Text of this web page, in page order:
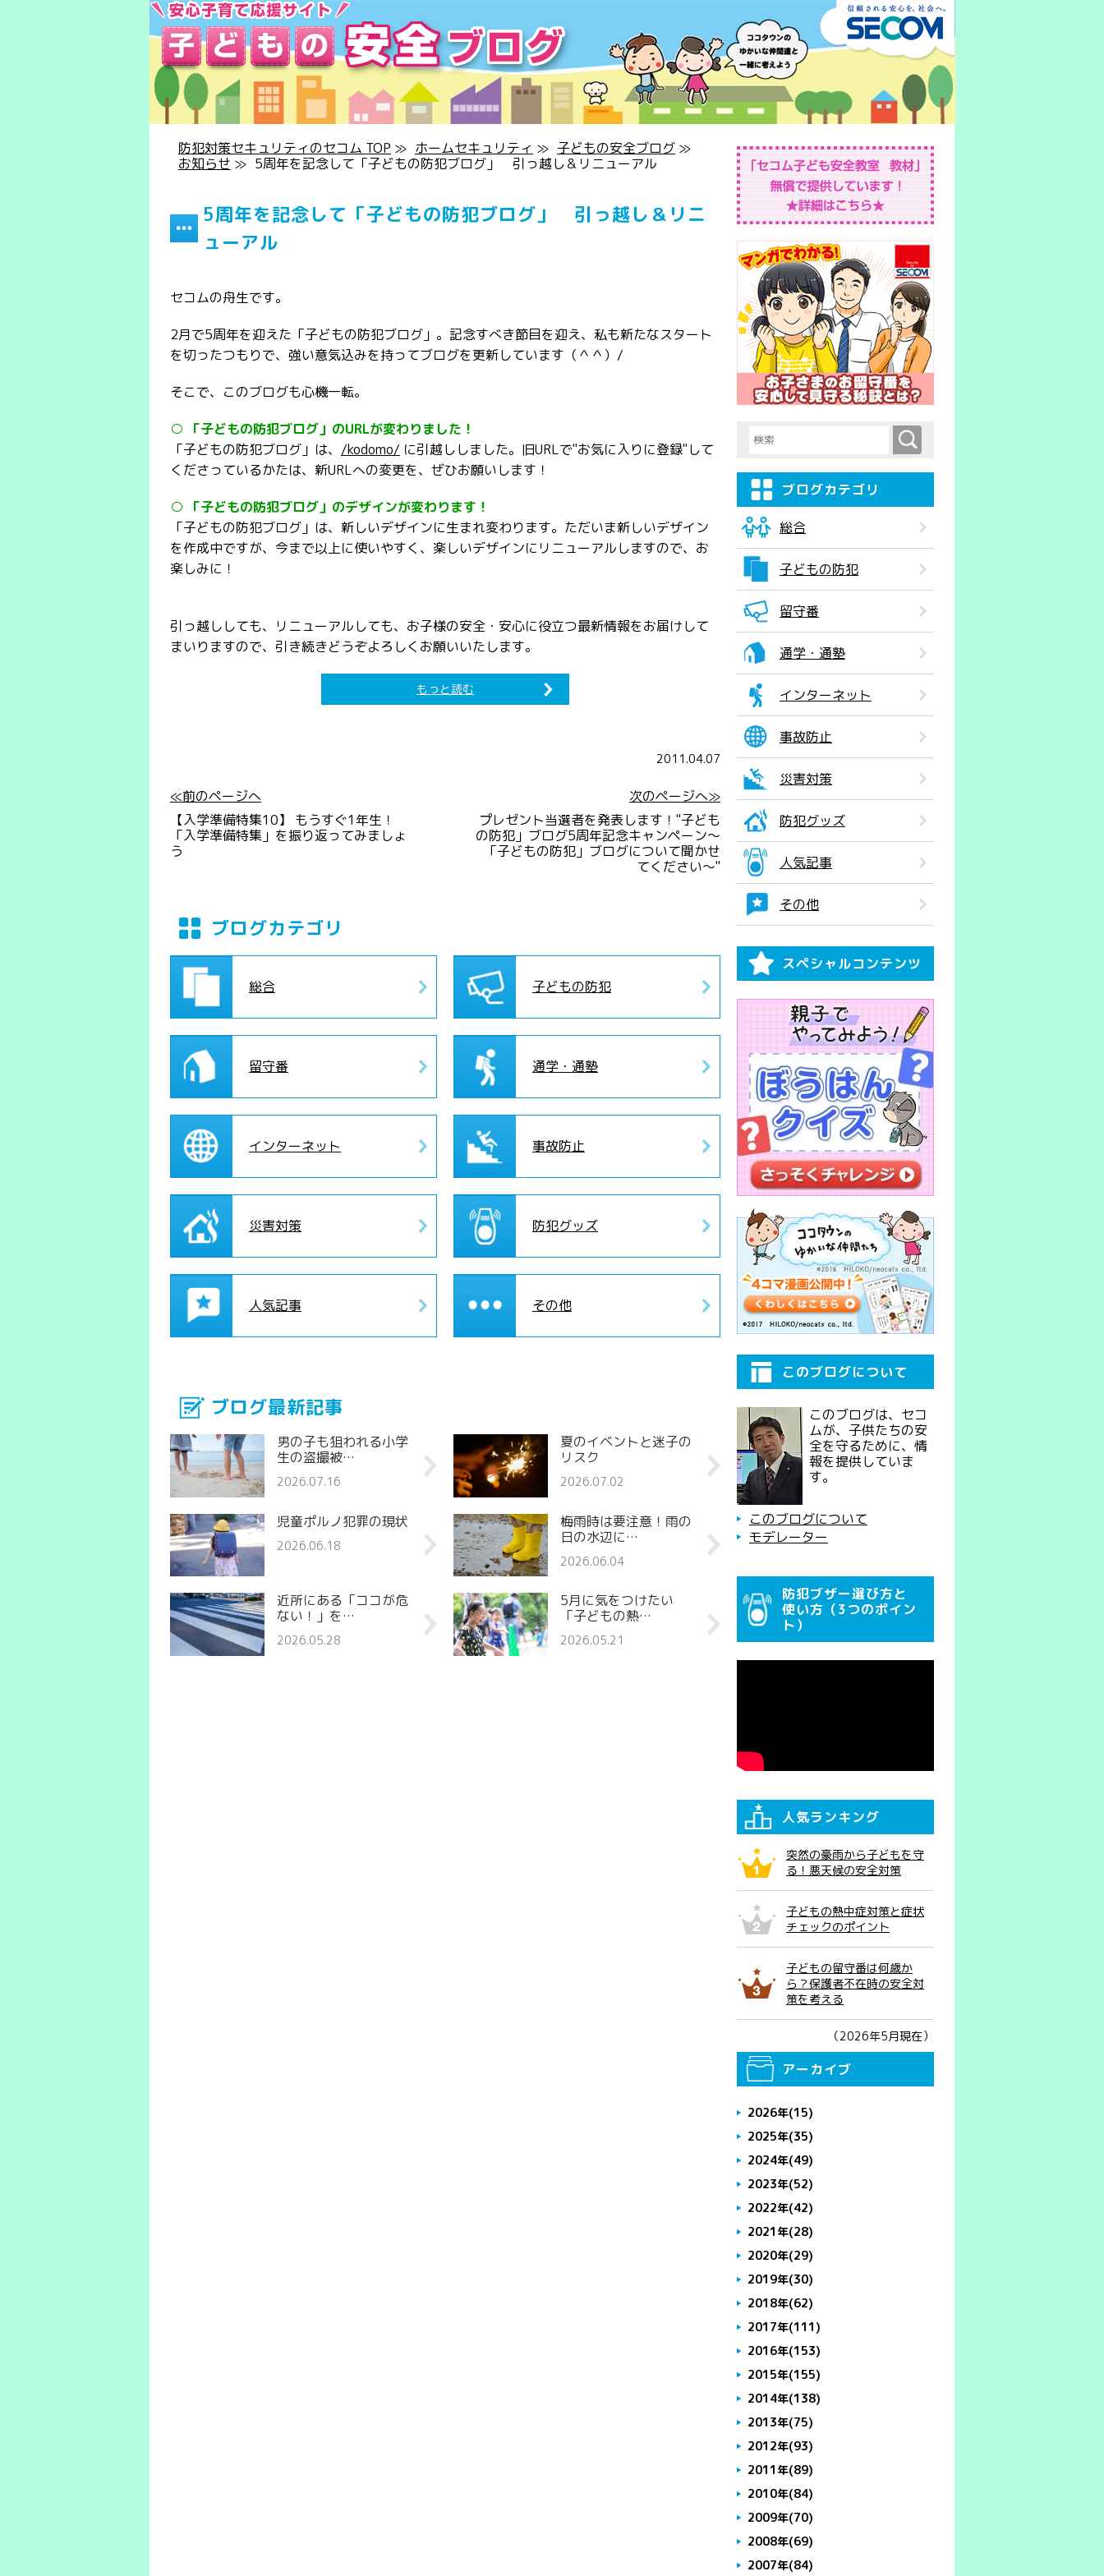
防犯対策セキュリティのセコム TOP ≫ ホームセキュリティ ≫ 子どもの安全ブログ ≫
お知らせ ≫ 5周年を記念して「子どもの防犯ブログ」 引っ越し＆リニューアル
5周年を記念して「子どもの防犯ブログ」 引っ越し＆リニ
ューアル
セコムの舟生です。
2月で5周年を迎えた「子どもの防犯ブログ」。記念すべき節目を迎え、私も新たなスタート
を切ったつもりで、強い意気込みを持ってブログを更新しています（＾＾）/
そこで、このブログも心機一転。
○ 「子どもの防犯ブログ」のURLが変わりました！
「子どもの防犯ブログ」は、 /kodomo/ に引越ししました。旧URLで"お気に入りに登録"して
くださっているかたは、新URLへの変更を、ぜひお願いします！
○ 「子どもの防犯ブログ」のデザインが変わります！
「子どもの防犯ブログ」は、新しいデザインに生まれ変わります。ただいま新しいデザイン
を作成中ですが、今まで以上に使いやすく、楽しいデザインにリニューアルしますので、お
楽しみに！
引っ越ししても、リニューアルしても、お子様の安全・安心に役立つ最新情報をお届けして
まいりますので、引き続きどうぞよろしくお願いいたします。
もっと読む
2011.04.07
≪前のページへ
次のページへ≫
【入学準備特集10】 もうすぐ1年生！
「入学準備特集」を振り返ってみましょ
う
プレゼント当選者を発表します！"子ども
の防犯」ブログ5周年記念キャンペーン～
「子どもの防犯」ブログについて聞かせ
てください～"
ブログカテゴリ
総合 子どもの防犯
留守番 通学・通塾
インターネット 事故防止
災害対策 防犯グッズ
人気記事 その他
ブログ最新記事
男の子も狙われる小学
生の盗撮被…
2026.07.16
夏のイベントと迷子の
リスク
2026.07.02
児童ポルノ犯罪の現状
2026.06.18
梅雨時は要注意！雨の
日の水辺に…
2026.06.04
近所にある「ココが危
ない！」を…
2026.05.28
5月に気をつけたい
「子どもの熱…
2026.05.21
検索キーワード入力 検索
ブログカテゴリ
総合
子どもの防犯
留守番
通学・通塾
インターネット
事故防止
災害対策
防犯グッズ
人気記事
その他
スペシャルコンテンツ
このブログについて
このブログは、セコ
ムが、子供たちの安
全を守るために、情
報を提供していま
す。
このブログについて
モデレーター
防犯ブザー選び方と
使い方（3つのポイン
ト）
人気ランキング
突然の豪雨から子どもを守
る！悪天候の安全対策
子どもの熱中症対策と症状
チェックのポイント
子どもの留守番は何歳か
ら？保護者不在時の安全対
策を考える
（2026年5月現在）
アーカイブ
2026年(15)
2025年(35)
2024年(49)
2023年(52)
2022年(42)
2021年(28)
2020年(29)
2019年(30)
2018年(62)
2017年(111)
2016年(153)
2015年(155)
2014年(138)
2013年(75)
2012年(93)
2011年(89)
2010年(84)
2009年(70)
2008年(69)
2007年(84)